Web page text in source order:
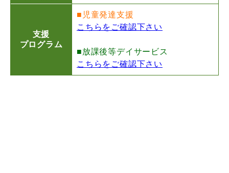
支援
プログラム
■児童発達支援
こちらをご確認下さい
■放課後等デイサービス
こちらをご確認下さい